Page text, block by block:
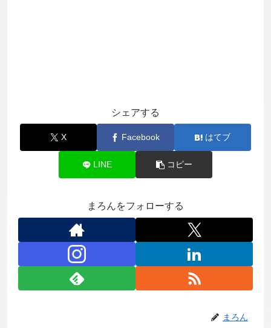
シェアする
X Facebook はてブ
LINE コピー
まろんをフォローする
まろん